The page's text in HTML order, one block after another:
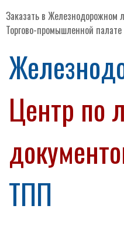
Заказать в Железнодорожном
Торгово-промышленной палате
Центр по
ТПП